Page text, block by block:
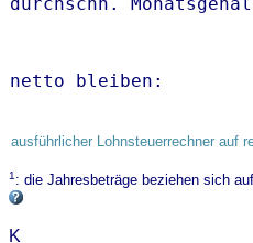
netto bleiben:
ausführlicher Lohnsteuerrechner auf
1: die Jahresbeträge beziehen sich
K